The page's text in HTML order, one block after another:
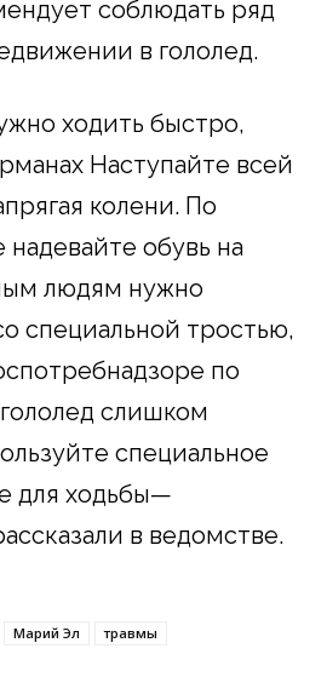
соблюдать ряд
в гололед.
ходить быстро,
Наступайте всей
колени. По
обувь на
людям нужно
специальной тростью,
по
слишком
специальное
для ходьбы—
в ведомстве.
Марий Эл травмы